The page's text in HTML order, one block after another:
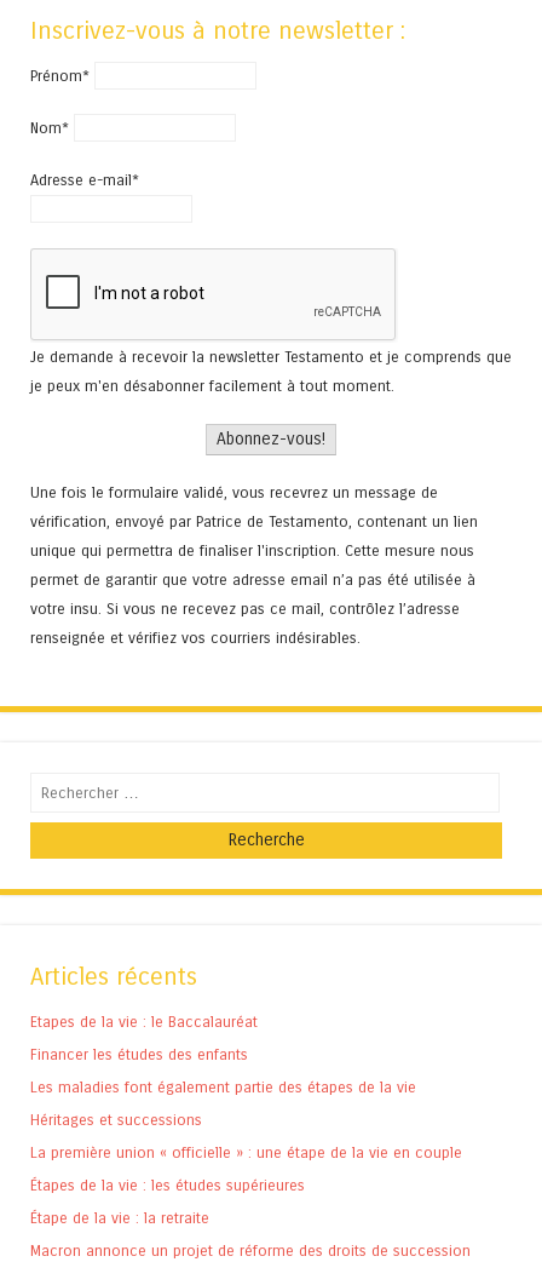
Inscrivez-vous à notre newsletter :
Prénom*
Nom*
Adresse e-mail*
Je demande à recevoir la newsletter Testamento et je comprends que
je peux m'en désabonner facilement à tout moment.
Une fois le formulaire validé, vous recevrez un message de
vérification, envoyé par Patrice de Testamento, contenant un lien
unique qui permettra de finaliser l'inscription. Cette mesure nous
permet de garantir que votre adresse email n’a pas été utilisée à
votre insu. Si vous ne recevez pas ce mail, contrôlez l’adresse
renseignée et vérifiez vos courriers indésirables.
Recherche
Articles récents
Etapes de la vie : le Baccalauréat
Financer les études des enfants
Les maladies font également partie des étapes de la vie
Héritages et successions
La première union « officielle » : une étape de la vie en couple
Étapes de la vie : les études supérieures
Étape de la vie : la retraite
Macron annonce un projet de réforme des droits de succession